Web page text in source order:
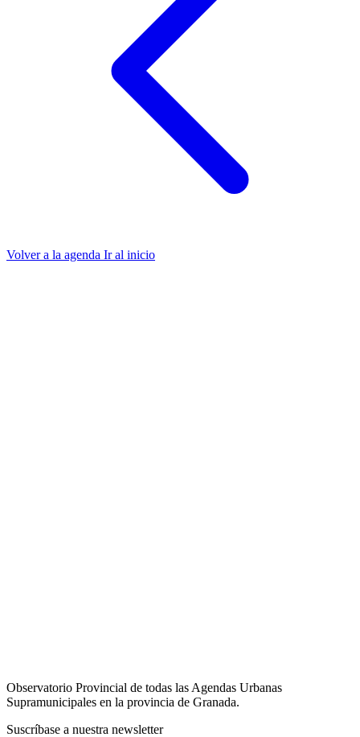
Volver a la agenda Ir al inicio
Observatorio Provincial de todas las Agendas Urbanas
Supramunicipales en la provincia de Granada.
Suscríbase a nuestra newsletter